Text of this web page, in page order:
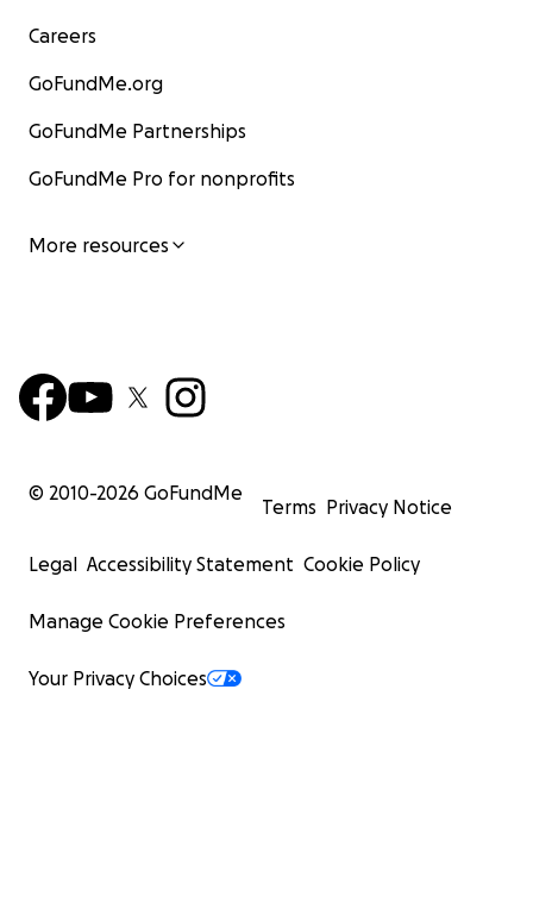
Careers
GoFundMe.org
GoFundMe Partnerships
GoFundMe Pro for nonprofits
More resources
© 2010-2026 GoFundMe
Terms Privacy Notice
Legal Accessibility Statement Cookie Policy
Manage Cookie Preferences
Your Privacy Choices